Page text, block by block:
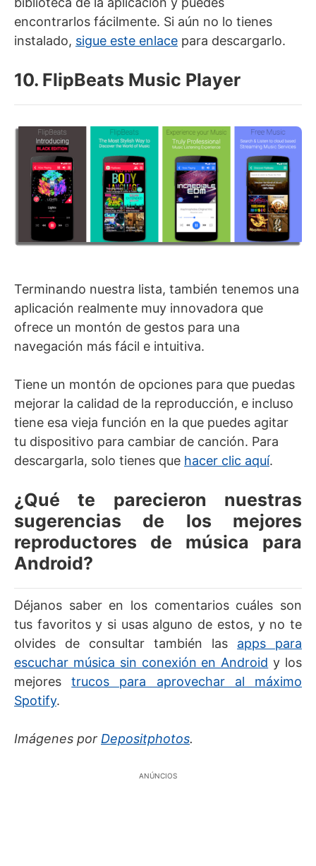
encontrarlos fácilmente. Si aún no lo tienes
instalado, sigue este enlace para descargarlo.
10. FlipBeats Music Player
Terminando nuestra lista, también tenemos una
aplicación realmente muy innovadora que
ofrece un montón de gestos para una
navegación más fácil e intuitiva.
Tiene un montón de opciones para que puedas
mejorar la calidad de la reproducción, e incluso
tiene esa vieja función en la que puedes agitar
tu dispositivo para cambiar de canción. Para
descargarla, solo tienes que hacer clic aquí.
¿Qué te parecieron nuestras
sugerencias de los mejores
reproductores de música para
Android?
Déjanos saber en los comentarios cuáles son
tus favoritos y si usas alguno de estos, y no te
olvides de consultar también las apps para
escuchar música sin conexión en Android y los
mejorestrucos para aprovechar al máximo
Spotify.
Imágenes por Depositphotos.
ANÚNCIOS